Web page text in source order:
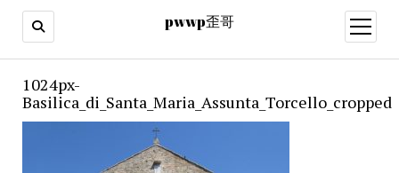
pwwp歪哥
open
menu
1024px-
Basilica_di_Santa_Maria_Assunta_Torcello_cropped